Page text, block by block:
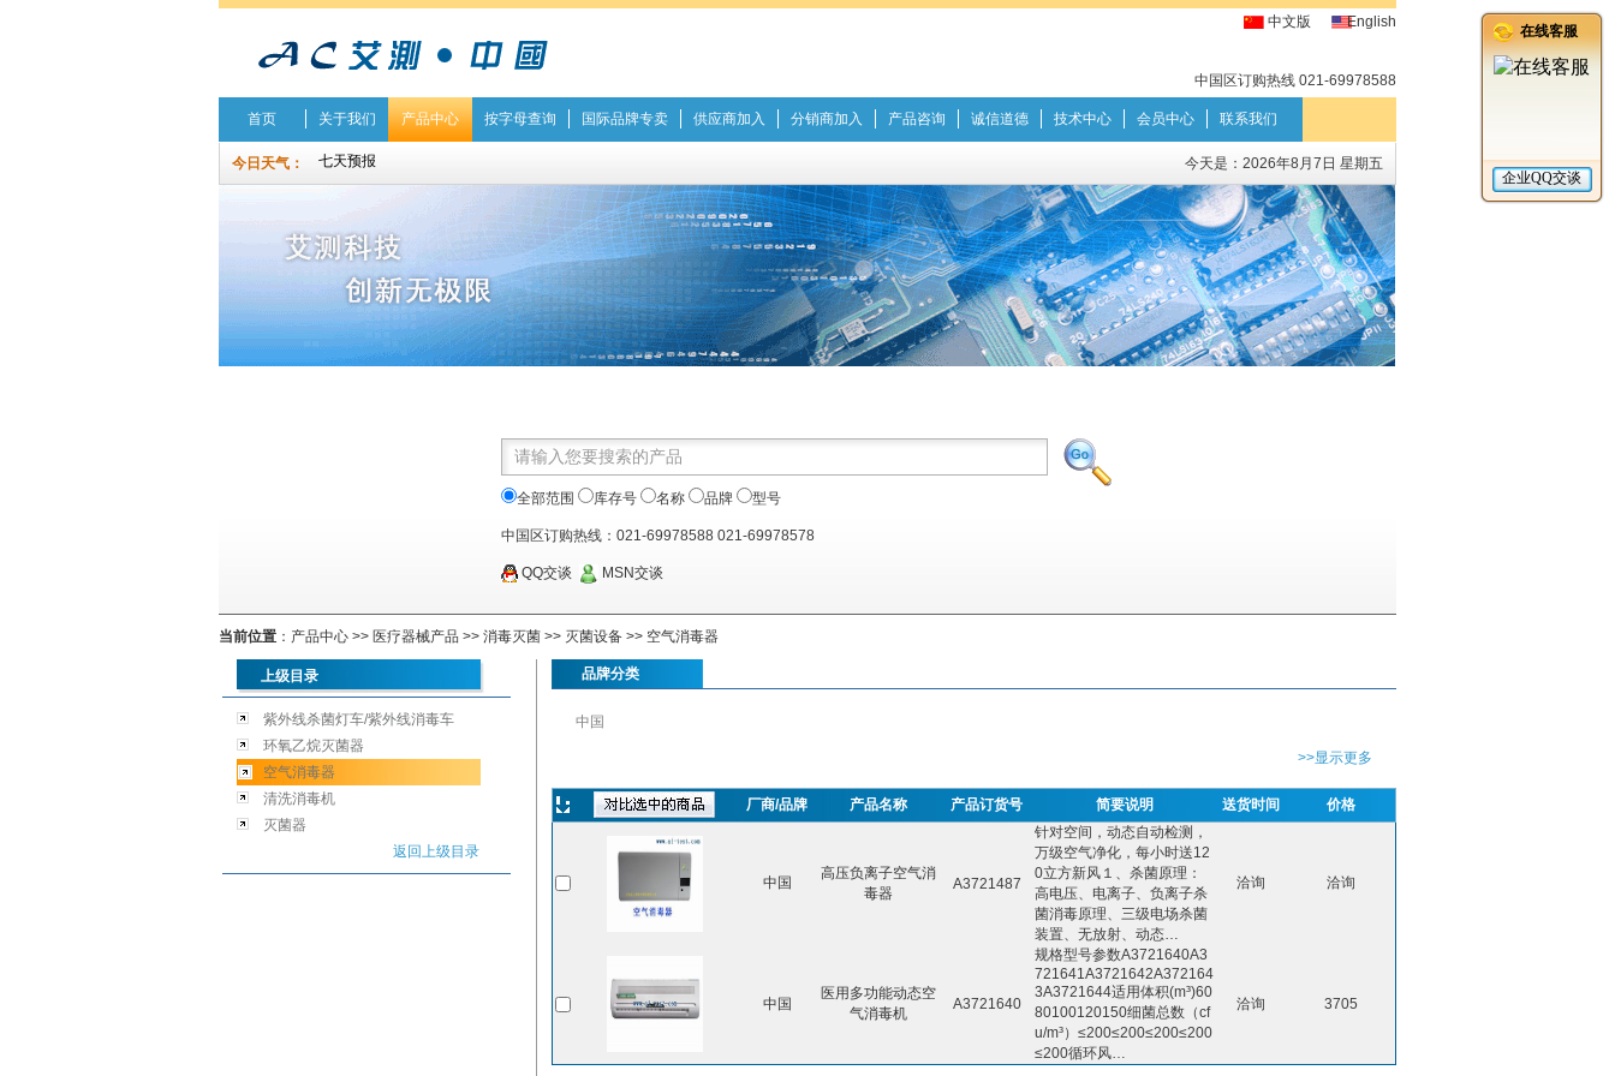
中文版 English
中国区订购热线 021-69978588
首页 关于我们 产品中心 按字母查询 国际品牌专卖 供应商加入 分销商加入 产品咨询 诚信道德 技术中心 会员中心 联系我们
今日天气： 今天是： 2026年8月7日 星期五
全部范围 库存号 名称 品牌 型号
中国区订购热线：021-69978588 021-69978578
QQ交谈 MSN交谈
当前位置 ： 产品中心 >> 医疗器械产品 >> 消毒灭菌 >> 灭菌设备 >> 空气消毒器
上级目录
紫外线杀菌灯车/紫外线消毒车
环氧乙烷灭菌器
空气消毒器
清洗消毒机
灭菌器
返回上级目录
品牌分类
中国
>>显示更多
厂商/品牌 产品名称 产品订货号 简要说明 送货时间 价格
中国
高压负离子空气消
毒器
A3721487
针对空间，动态自动检测，
万级空气净化，每小时送12
0立方新风１、杀菌原理：
高电压、电离子、负离子杀
菌消毒原理、三级电场杀菌
装置、无放射、动态…
洽询 洽询
中国
医用多功能动态空
气消毒机
A3721640
规格型号参数A3721640A3
721641A3721642A372164
3A3721644适用体积(m³)60
80100120150细菌总数（cf
u/m³）≤200≤200≤200≤200
≤200循环风…
洽询 3705